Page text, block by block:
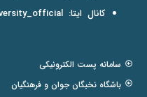
کانال ایتا:
سامانه پست الکترونیکی
باشگاه نخبگان جوان و فرهنگیان